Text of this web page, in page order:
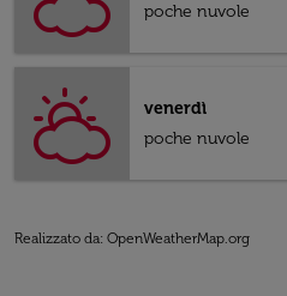
poche nuvole
venerdì
poche nuvole
Realizzato da: OpenWeatherMap.org